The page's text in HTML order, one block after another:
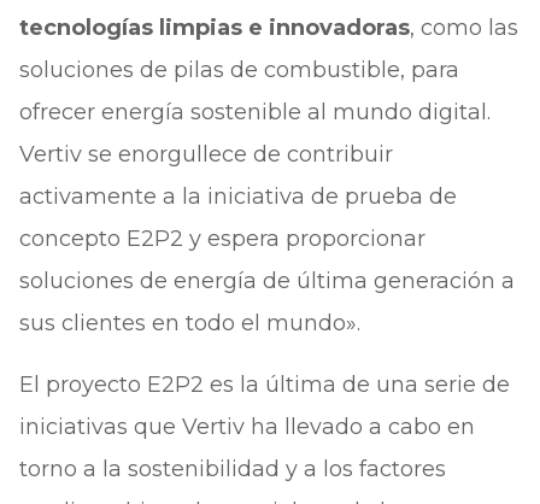
tecnologías limpias e innovadoras, como las
soluciones de pilas de combustible, para
ofrecer energía sostenible al mundo digital.
Vertiv se enorgullece de contribuir
activamente a la iniciativa de prueba de
concepto E2P2 y espera proporcionar
soluciones de energía de última generación a
sus clientes en todo el mundo».
El proyecto E2P2 es la última de una serie de
iniciativas que Vertiv ha llevado a cabo en
torno a la sostenibilidad y a los factores